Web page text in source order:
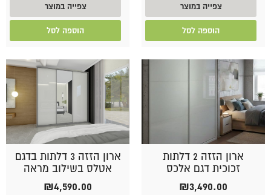
צפייה במוצר
הוספה לסל
צפייה במוצר
הוספה לסל
ארון הזזה 2 דלתות
זכוכית דגם אלכס
₪3,490.00
ארון הזזה 3 דלתות בדגם
אטלס בשילוב מראה
₪4,590.00